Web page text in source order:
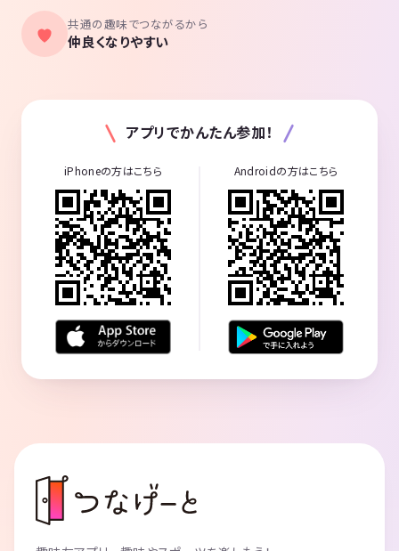
共通の趣味でつながるから
仲良くなりやすい
アプリでかんたん参加！
iPhoneの方はこちら Androidの方はこちら